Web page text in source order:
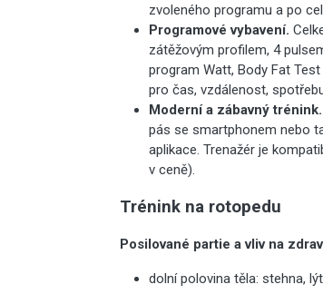
zvoleného programu a po
Programové vybavení.
zátěžovým profilem, 4
program Watt, Body Fat
pro čas, vzdálenost,
Moderní a zábavný trénink.
pás se smartphonem nebo
aplikace. Trenažér je
v ceně).
Trénink na rotopedu
Posilované partie a vliv na
dolní polovina těla: stehna,